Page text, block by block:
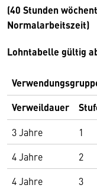
(40 Stunden
Normalarbeitszeit)
Lohntabelle gültig
Verweildauer
3 Jahre 1
4 Jahre
2
4 Jahre
3